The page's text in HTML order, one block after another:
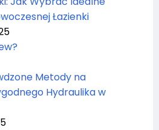
Łazienki
Metody na
Hydraulika w